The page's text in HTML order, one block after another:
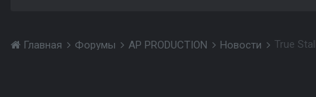
Главная Форумы AP PRODUCTION Новости True